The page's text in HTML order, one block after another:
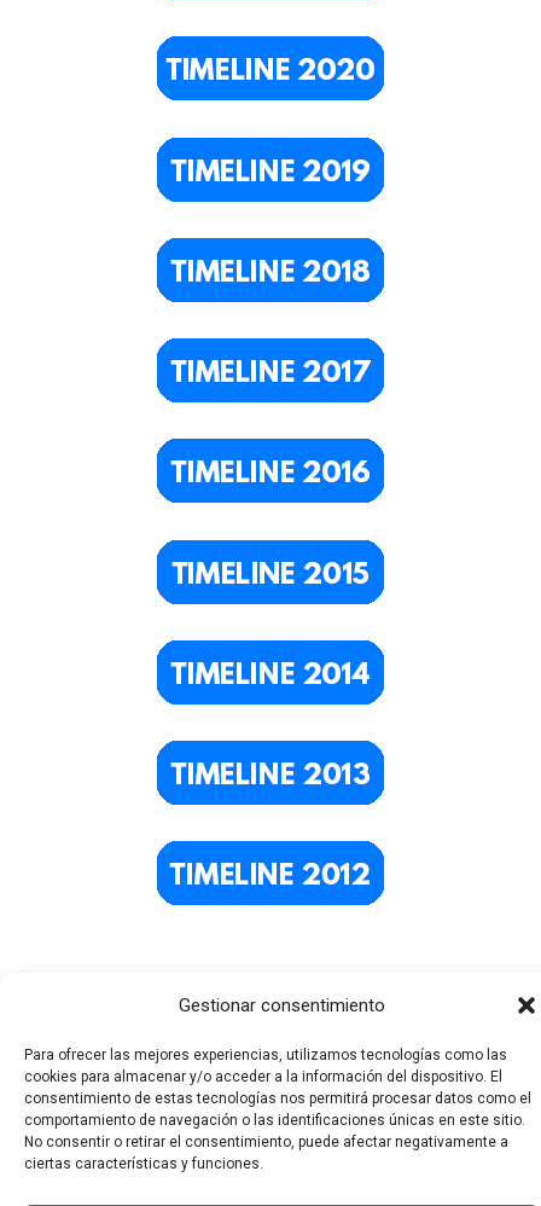
Gestionar consentimiento
Para ofrecer las mejores experiencias, utilizamos tecnologías como las
cookies para almacenar y/o acceder a la información del dispositivo. El
consentimiento de estas tecnologías nos permitirá procesar datos como el
comportamiento de navegación o las identificaciones únicas en este sitio.
No consentir o retirar el consentimiento, puede afectar negativamente a
ciertas características y funciones.
Todos los derechos © 2026 El Funerario Digital | Funciona
gracias aTema Astra para WordPress